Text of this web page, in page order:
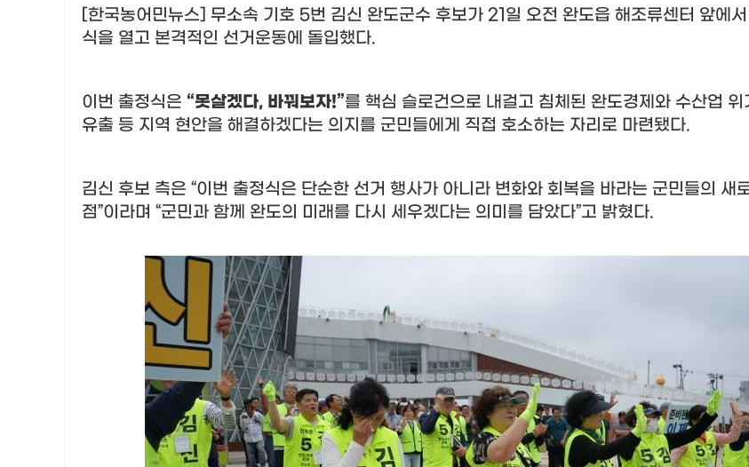
[한국농어민뉴스] 무소속 기호 5번 김신 완도군수 후보가 21 일 오전 완도읍 해조류센터 앞에
식을 열고 본격적인 선거운동에 돌입했다.
이번 출정식은 “못살겠다, 바꿔보자!”를 핵심 슬로건으로 내걸고 침체된 완도경제와 수산업 위
유출 등 지역 현안을 해결하겠다는 의지를 군민들에게 직접 호소하는 자리로 마련됐다.
김신 후보 측은 “이번 출정식은 단순한 선거 행사가 아니라 변화와 회복을 바라는 군민들의 새
점”이라며 “군민과 함께 완도의 미래를 다시 세우겠다는 의미를 담았다”고 밝혔다.